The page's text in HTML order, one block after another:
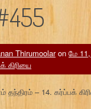
Thirumoolaron மே
கிரியை
– 14. கர்ப்பக்